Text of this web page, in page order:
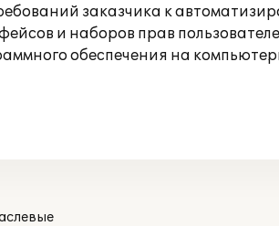
заказчика к
и наборов прав
обеспечения на